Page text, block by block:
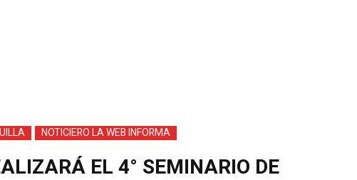
NOTICIERO LA WEB INFORMA
EL 4° SEMINARIO DE